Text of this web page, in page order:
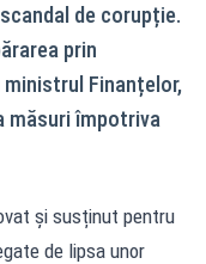
de corupție.
prin
Finanțelor,
măsuri împotriva
și susținut pentru
de lipsa unor